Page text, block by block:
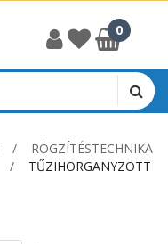
RÖGZÍTÉSTECHNIKA
TŰZIHORGANYZOTT